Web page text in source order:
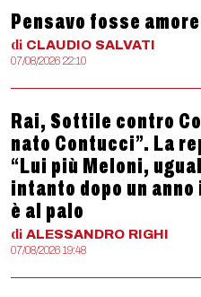
Pensavo fosse
di CLAUDIO SALVATI
07/08/2026 22:10
Rai, Sottile contro
nato Contucci”. La
“Lui più Meloni,
intanto dopo un
è al palo
di ALESSANDRO RIGHI
07/08/2026 19:48